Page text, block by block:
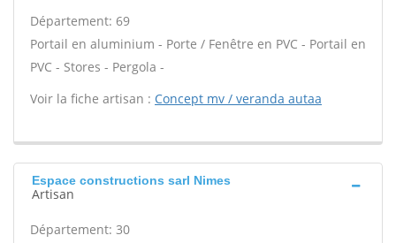
Département: 69
Portail en aluminium - Porte / Fenêtre en PVC - Portail en
PVC - Stores - Pergola -
Voir la fiche artisan : Concept mv / veranda autaa
Espace constructions sarl Nimes
Artisan
Département: 30